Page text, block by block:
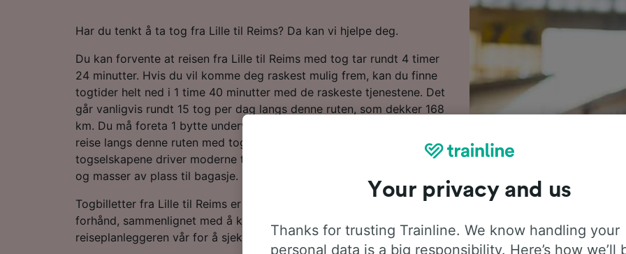
Har du tenkt å ta tog fra Lille til Reims? Da kan vi hjelpe deg.
Du kan forvente at reisen fra Lille til Reims med tog tar rundt 4 timer
24 minutter. Hvis du vil komme deg raskest mulig frem, kan du finne
togtider helt ned i 1 time 40 minutter med de raskeste tjenestene. Det
går vanligvis rundt 15 tog per dag langs denne ruten, som dekker 168
km. Du må foreta 1 bytte underveis på reisen din til Reims. Du kan
reise langs denne ruten med tog fra enten SNCF eller TGV. Begge
togselskapene driver moderne tjenester med alle bekvemmeligheter
og masser av plass til bagasje.
Togbilletter fra Lille til Reims er vanligvis billigere når du bestiller på
forhånd, sammenlignet med å kjøpe dem på dagen. Start et søk i
reiseplanleggeren vår for å sjekke de nyeste prisene.
Your privacy and us
Thanks for trusting Trainline. We know handling your
personal data is a big responsibility. Here’s how we’ll